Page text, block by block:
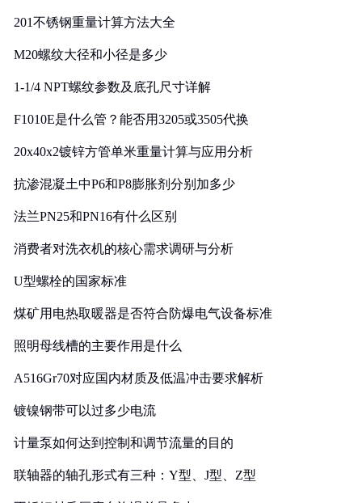
201不锈钢重量计算方法大全
M20螺纹大径和小径是多少
1-1/4 NPT螺纹参数及底孔尺寸详解
F1010E是什么管？能否用3205或3505代换
20x40x2镀锌方管单米重量计算与应用分析
抗渗混凝土中P6和P8膨胀剂分别加多少
法兰PN25和PN16有什么区别
消费者对洗衣机的核心需求调研与分析
U型螺栓的国家标准
煤矿用电热取暖器是否符合防爆电气设备标准
照明母线槽的主要作用是什么
A516Gr70对应国内材质及低温冲击要求解析
镀镍钢带可以过多少电流
计量泵如何达到控制和调节流量的目的
联轴器的轴孔形式有三种：Y型、J型、Z型